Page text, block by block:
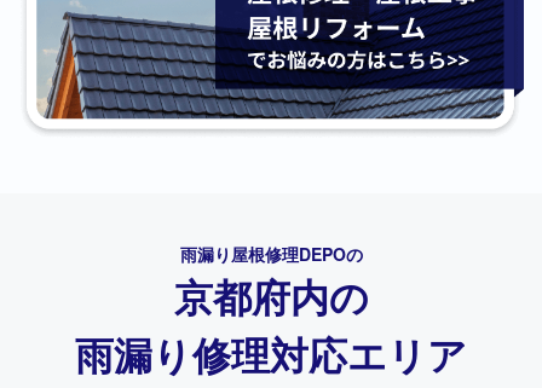
雨漏り屋根修理DEPOの
京都府内の
雨漏り修理対応エリア